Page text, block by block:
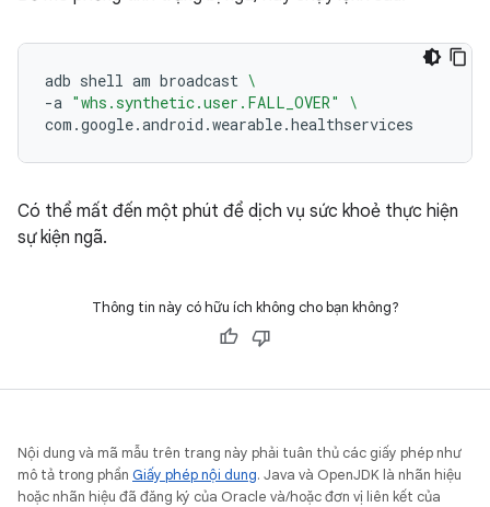
adb shell am broadcast \
-a "whs.synthetic.user.FALL_OVER"
\
Có thể mất đến một phút để dịch vụ sức khoẻ thực hiện
sự kiện ngã.
Thông tin này có hữu ích không cho bạn không?
Nội dung và mã mẫu trên trang này phải tuân thủ các giấy phép như
mô tả trong phần Giấy phép nội dung. Java và OpenJDK là nhãn hiệu
hoặc nhãn hiệu đã đăng ký của Oracle và/hoặc đơn vị liên kết của